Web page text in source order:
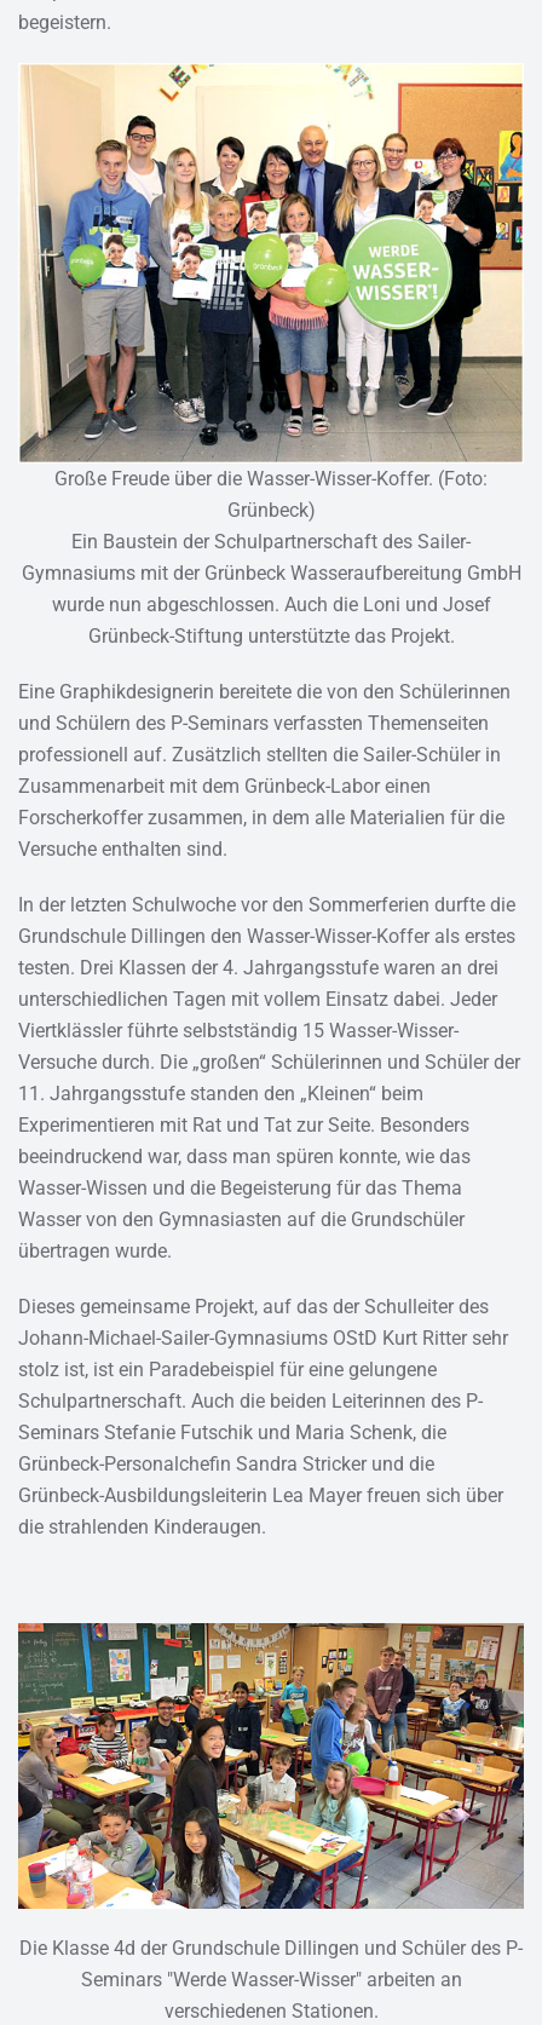
begeistern.
Große Freude über die Wasser-Wisser-Koffer. (Foto:
Grünbeck)
Ein Baustein der Schulpartnerschaft des Sailer-
Gymnasiums mit der Grünbeck Wasseraufbereitung GmbH
wurde nun abgeschlossen. Auch die Loni und Josef
Grünbeck-Stiftung unterstützte das Projekt.
Eine Graphikdesignerin bereitete die von den Schülerinnen
und Schülern des P-Seminars verfassten Themenseiten
professionell auf. Zusätzlich stellten die Sailer-Schüler in
Zusammenarbeit mit dem Grünbeck-Labor einen
Forscherkoffer zusammen, in dem alle Materialien für die
Versuche enthalten sind.
In der letzten Schulwoche vor den Sommerferien durfte die
Grundschule Dillingen den Wasser-Wisser-Koffer als erstes
testen. Drei Klassen der 4. Jahrgangsstufe waren an drei
unterschiedlichen Tagen mit vollem Einsatz dabei. Jeder
Viertklässler führte selbstständig 15 Wasser-Wisser-
Versuche durch. Die „großen“ Schülerinnen und Schüler der
11. Jahrgangsstufe standen den „Kleinen“ beim
Experimentieren mit Rat und Tat zur Seite. Besonders
beeindruckend war, dass man spüren konnte, wie das
Wasser-Wissen und die Begeisterung für das Thema
Wasser von den Gymnasiasten auf die Grundschüler
übertragen wurde.
Dieses gemeinsame Projekt, auf das der Schulleiter des
Johann-Michael-Sailer-Gymnasiums OStD Kurt Ritter sehr
stolz ist, ist ein Paradebeispiel für eine gelungene
Schulpartnerschaft. Auch die beiden Leiterinnen des P-
Seminars Stefanie Futschik und Maria Schenk, die
Grünbeck-Personalchefin Sandra Stricker und die
Grünbeck-Ausbildungsleiterin Lea Mayer freuen sich über
die strahlenden Kinderaugen.
Die Klasse 4d der Grundschule Dillingen und Schüler des P-
Seminars "Werde Wasser-Wisser" arbeiten an
verschiedenen Stationen.